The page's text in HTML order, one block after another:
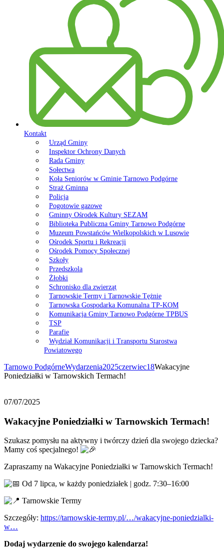
Kontakt
Urząd Gminy
Inspektor Ochrony Danych
Rada Gminy
Sołectwa
Koła Seniorów w Gminie Tarnowo Podgórne
Straż Gminna
Policja
Pogotowie gazowe
Gminny Ośrodek Kultury SEZAM
Biblioteka Publiczna Gminy Tarnowo Podgórne
Muzeum Powstańców Wielkopolskich w Lusowie
Ośrodek Sportu i Rekreacji
Ośrodek Pomocy Społecznej
Szkoły
Przedszkola
Żłobki
Schronisko dla zwierząt
Tarnowskie Termy i Tarnowskie Tężnie
Tarnowska Gospodarka Komunalna TP-KOM
Komunikacja Gminy Tarnowo Podgórne TPBUS
TSP
Parafie
Wydział Komunikacji i Transportu Starostwa
Powiatowego
Tarnowo PodgórneWydarzenia2025czerwiec18Wakacyjne
Poniedziałki w Tarnowskich Termach!
07/07/2025
Wakacyjne Poniedziałki w Tarnowskich Termach!
Szukasz pomysłu na aktywny i twórczy dzień dla swojego dziecka?
Mamy coś specjalnego!
Zapraszamy na Wakacyjne Poniedziałki w Tarnowskich Termach!
Od 7 lipca, w każdy poniedziałek | godz. 7:30–16:00
Tarnowskie Termy
Szczegóły: https://tarnowskie-termy.pl/…/wakacyjne-poniedzialki-
w…
Dodaj wydarzenie do swojego kalendarza!